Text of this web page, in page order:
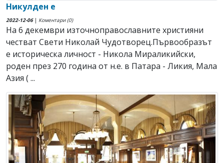
Никулден е
2022-12-06| Коментари (0)
На 6 декември източноправославните християни
честват Свeти Николай Чудотворец.Първообразът
е историческа личност - Никола Мираликийски,
роден през 270 година от н.е. в Патара - Ликия, Мала
Азия ( ...